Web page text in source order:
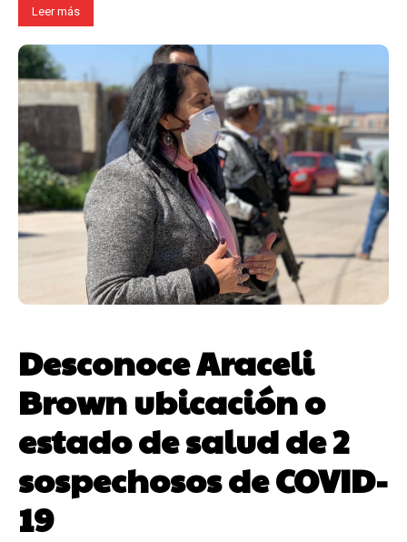
Leer más
Desconoce Araceli
Brown ubicación o
estado de salud de 2
sospechosos de COVID-
19